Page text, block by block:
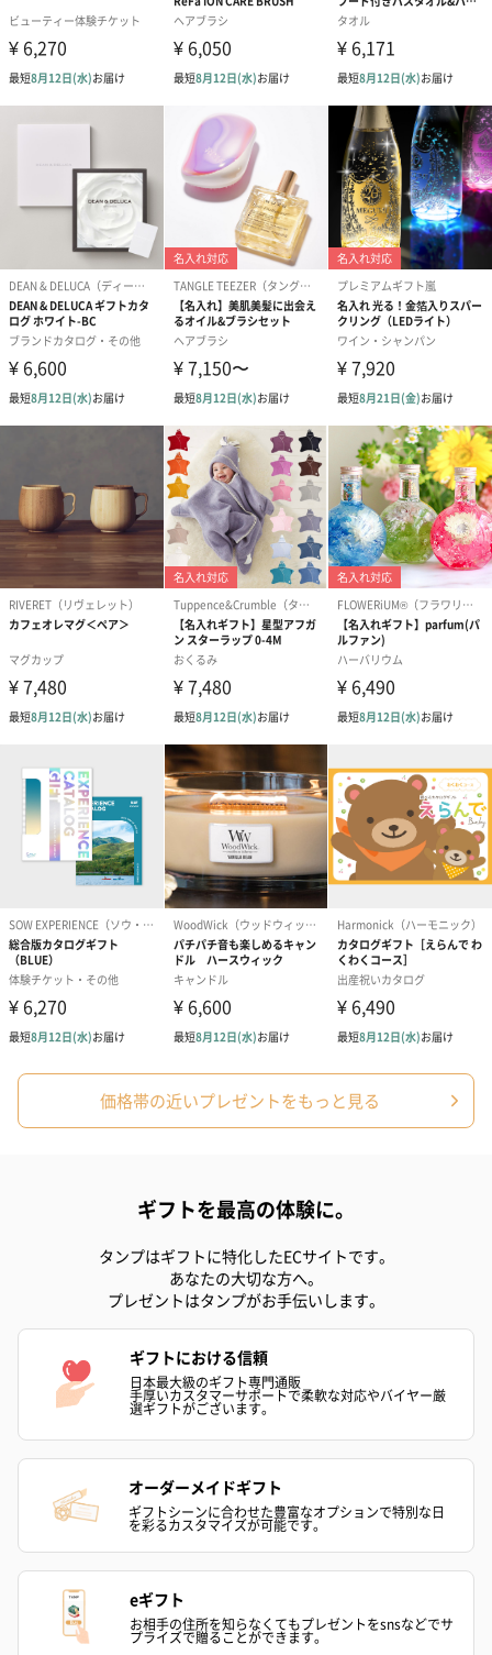
お渡し用の紙袋です。
商品に合わせたサイズをお届けします。
あり（280円）
メッセージカード（通常・写真・グリーティング）
誕生日や結婚祝い・出産祝いなど、様々なシーンのメッセージカ
ードを同梱します。
写真付きメッセージカ
ード（680円）
写真付きメッセージカ
ード（Thank you）ピ
【誕生日】
Birthday ホワ
ラッピング
ギフトラッピングを施してお届けいたします。
コットン巾着 【誕生
円）
コットン巾着 【誕生
コットン巾着
商品の形質上、のしを直接添付できない商品にのし風のカードを
※のし下はご記入いただけません。
※カードのデザインは一部変更する場合があります。
結婚祝い（御結婚御
祝）（110円）
出産祝い（御出産御
祝）（110円）
（110円）
生花のブーケを同梱します。
価格帯の近いプレゼントをもっと見る
ギフトを最高の体験に。
タンプはギフトに特化したECサイトです。
あなたの大切な方へ。
プレゼントはタンプがお手伝いします。
ギフトにおける信頼
日本最大級のギフト専門通販
手厚いカスタマーサポートで柔軟な対応やバイヤー厳
選ギフトがございます。
オーダーメイドギフト
ギフトシーンに合わせた豊富なオプションで特別な日
を彩るカスタマイズが可能です。
eギフト
お相手の住所を知らなくてもプレゼントをsnsなどでサ
プライズで贈ることができます。